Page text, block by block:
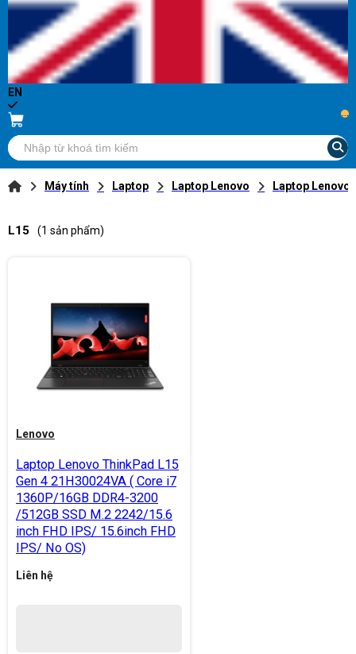
EN
...
Máy tính Laptop Laptop Lenovo Laptop Lenovo
L15 (1 sản phẩm)
Lenovo
Laptop Lenovo ThinkPad L15
Gen 4 21H30024VA ( Core i7
1360P/16GB DDR4-3200
/512GB SSD M.2 2242/15.6
inch FHD IPS/ 15.6inch FHD
IPS/ No OS)
Liên hệ